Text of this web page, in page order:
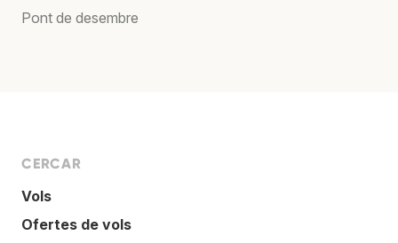
Pont de desembre
CERCAR
Vols
Ofertes de vols